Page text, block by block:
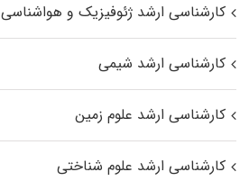
کارشناسی ارشد ژئوفیزیک و هواشناسی
کارشناسی ارشد شیمی
کارشناسی ارشد علوم زمین
کارشناسی ارشد علوم شناختی